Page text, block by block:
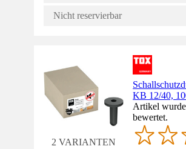
Nicht reservierbar
2 VARIANTEN
KB 12/40,
Artikel
bewertet.